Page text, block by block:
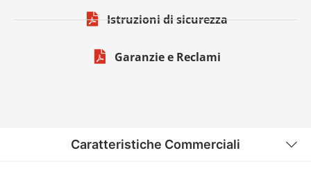
Istruzioni di sicurezza
Garanzie e Reclami
Caratteristiche Commerciali